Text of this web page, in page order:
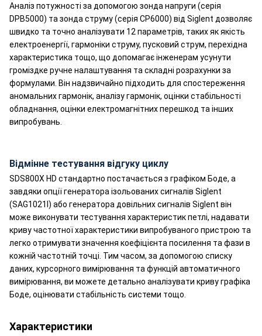
Аналіз потужності за допомогою зонда напруги (серія
DPB5000) та зонда струму (серія CP6000) від Siglent дозволяє
швидко та точно аналізувати 12 параметрів, таких як якість
електроенергії, гармоніки струму, пусковий струм, перехідна
характеристика тощо, що допомагає інженерам усунути
громіздке ручне налаштування та складні розрахунки за
формулами. Він надзвичайно підходить для спостереження
аномальних гармонік, аналізу гармонік, оцінки стабільності
обладнання, оцінки електромагнітних перешкод та інших
випробувань.
Відмінне тестування відгуку циклу
SDS800X HD стандартно постачається з графіком Боде, а
завдяки опції генератора ізольованих сигналів Siglent
(SAG1021I) або генератора довільних сигналів Siglent він
може виконувати тестування характеристик петлі, надавати
криву частотної характеристики випробуваного пристрою та
легко отримувати значення коефіцієнта посилення та фази в
кожній частотній точці. Тим часом, за допомогою списку
даних, курсорного вимірювання та функцій автоматичного
вимірювання, ви можете детально аналізувати криву графіка
Боде, оцінювати стабільність системи тощо.
Характеристики